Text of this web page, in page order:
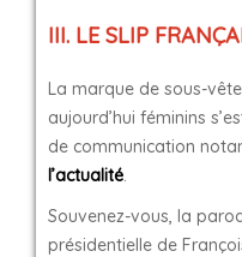
III. LE SLIP
La marque de sous-
aujourd’hui féminins
de communication
l’actualité.
Souvenez-vous, la
présidentielle de